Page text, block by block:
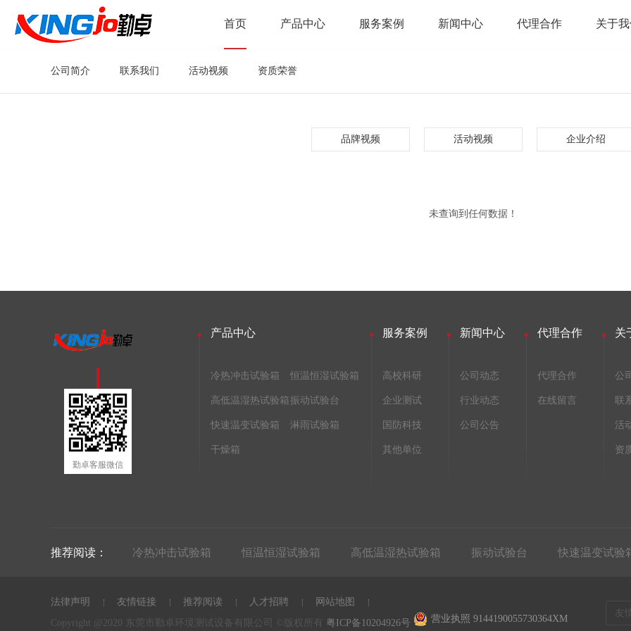
首页 产品中心 服务案例 新闻中心 代理合作 关于
公司简介 联系我们 活动视频 资质荣誉
品牌视频 活动视频 企业介绍
未查询到任何数据！
勤卓客服微信
产品中心
冷热冲击试验箱 恒温恒湿试验箱
高低温湿热试验箱振动试验台
快速温变试验箱 淋雨试验箱
干燥箱
服务案例
高校科研
企业测试
国防科技
其他单位
新闻中心
公司动态
行业动态
公司公告
代理合作
代理合作
在线留言
关
公
联
活
资
推荐阅读： 冷热冲击试验箱 恒温恒湿试验箱 高低温湿热试验箱 振动试验台 快速温变试验
法律声明 友情链接 推荐阅读 人才招聘
网站地图
Copyright @2020 东莞市勤卓环境测试设备有限公司 ©版权所有 粤ICP备10204926号 营业执照 9144190055730364XM
友